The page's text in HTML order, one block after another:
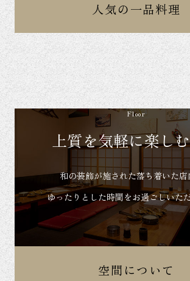
人気の一品料理
Floor
上質を気軽に楽し
和の装飾が施された落ち着いた店
ゆったりとした時間をお過ごしいた
空間について